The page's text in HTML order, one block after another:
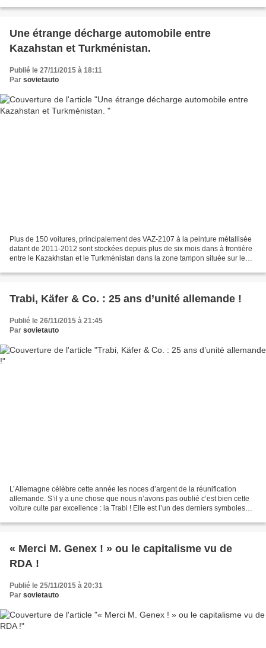
Une étrange décharge automobile entre
Kazahstan et Turkménistan.
Publié le 27/11/2015 à 18:11
Par sovietauto
Plus de 150 voitures, principalement des VAZ-2107 à la peinture métallisée
datant de 2011-2012 sont stockées depuis plus de six mois dans à frontière
entre le Kazakhstan et le Turkménistan dans la zone tampon située sur le
Trabi, Käfer & Co. : 25 ans d’unité allemande !
Publié le 26/11/2015 à 21:45
Par sovietauto
L’Allemagne célèbre cette année les noces d’argent de la réunification
allemande. S’il y a une chose que nous n’avons pas oublié c’est bien cette
voiture culte par excellence : la Trabi ! Elle est l’un des derniers symboles
« Merci M. Genex ! » ou le capitalisme vu de
RDA !
Publié le 25/11/2015 à 20:31
Par sovietauto